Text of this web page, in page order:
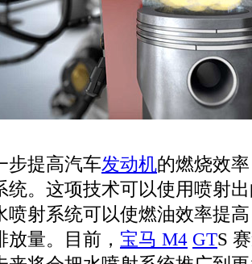
提高汽车发动机的燃烧效
统。这项技术可以使用喷射
喷射系统可以使燃油效率提
量。目前， 宝马 M4 GTS